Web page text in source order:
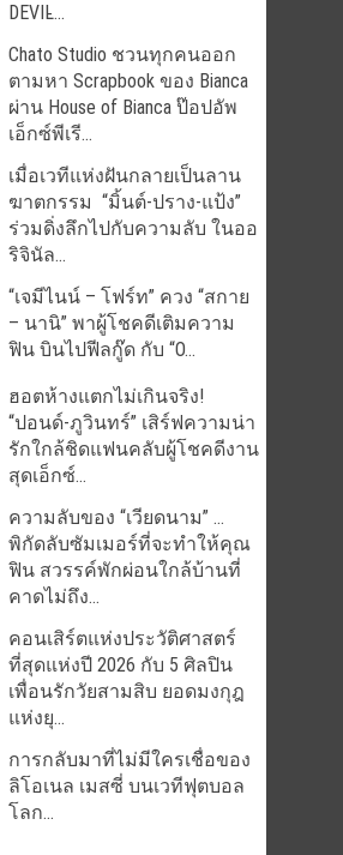
DEVIL̵...
Chato Studio ชวนทุกคนออก
ตามหา Scrapbook ของ Bianca
ผ่าน House of Bianca ป๊อปอัพ
เอ็กซ์พีเรี...
เมื่อเวทีแห่งฝันกลายเป็นลาน
ฆาตกรรม “มิ้นต์-ปราง-แป้ง”
ร่วมดิ่งลึกไปกับความลับ ในออ
ริจินัล...
“เจมีไนน์ – โฟร์ท” ควง “สกาย
– นานิ” พาผู้โชคดีเติมความ
ฟิน บินไปฟีลกู๊ด กับ “O...
ฮอตห้างแตกไม่เกินจริง!
“ปอนด์-ภูวินทร์” เสิร์ฟความน่า
รักใกล้ชิดแฟนคลับผู้โชคดีงาน
สุดเอ็กซ์...
ความลับของ “เวียดนาม” …
พิกัดลับซัมเมอร์ที่จะทำให้คุณ
ฟิน สวรรค์พักผ่อนใกล้บ้านที่
คาดไม่ถึง...
คอนเสิร์ตแห่งประวัติศาสตร์
ที่สุดแห่งปี 2026 กับ 5 ศิลปิน
เพื่อนรักวัยสามสิบ ยอดมงกุฎ
แห่งยุ...
การกลับมาที่ไม่มีใครเชื่อของ
ลิโอเนล เมสซี่ บนเวทีฟุตบอล
โลก...